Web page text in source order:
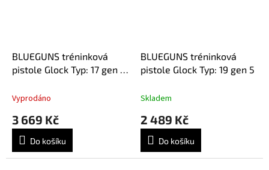
BLUEGUNS tréninková
pistole Glock Typ: 17 gen 5
Vyprodáno
3 669 Kč
Do košíku
BLUEGUNS tréninková
pistole Glock Typ: 19 gen 5
Skladem
2 489 Kč
Do košíku